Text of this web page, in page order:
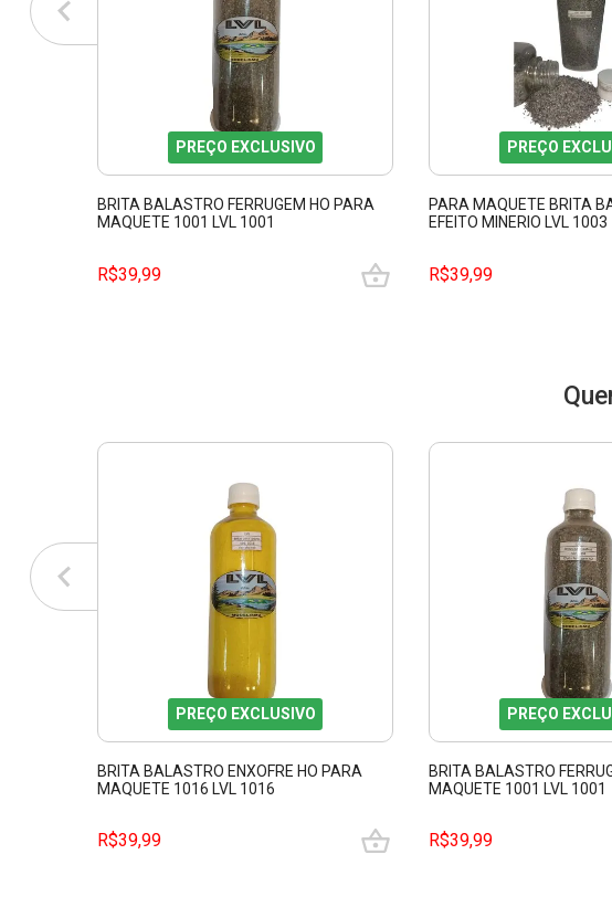
PREÇO EXCLUSIVO
BRITA BALASTRO FERRUGEM HO PARA
MAQUETE 1001 LVL 1001
R$39,99
PREÇO
PARA MAQUETE BRITA
EFEITO MINERIO LVL 1003
R$39,99
PREÇO EXCLUSIVO
BRITA BALASTRO ENXOFRE HO PARA
MAQUETE 1016 LVL 1016
R$39,99
PREÇO
BRITA BALASTRO
MAQUETE 1001 LVL 1001
R$39,99